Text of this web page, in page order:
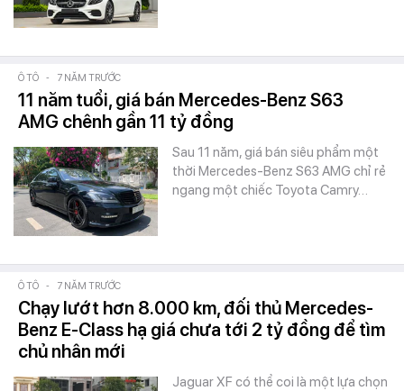
Ô TÔ - 7 NĂM TRƯỚC
11 năm tuổi, giá bán Mercedes-Benz S63
AMG chênh gần 11 tỷ đồng
Sau 11 năm, giá bán siêu phẩm một
thời Mercedes-Benz S63 AMG chỉ rẻ
ngang một chiếc Toyota Camry…
Ô TÔ - 7 NĂM TRƯỚC
Chạy lướt hơn 8.000 km, đối thủ Mercedes-
Benz E-Class hạ giá chưa tới 2 tỷ đồng để tìm
chủ nhân mới
Jaguar XF có thể coi là một lựa chọn